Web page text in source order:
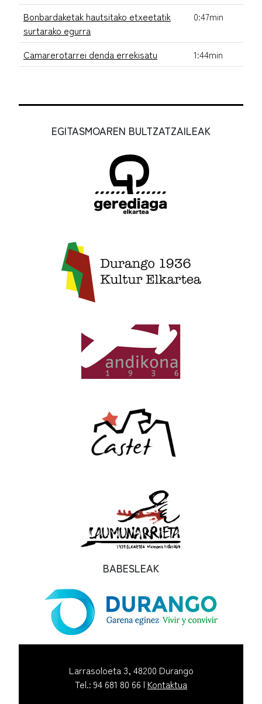
Bonbardaketak hautsitako etxeetatik
surtarako egurra
0:47min
Camarerotarrei denda errekisatu 1:44min
EGITASMOAREN BULTZATZAILEAK
BABESLEAK
Larrasoloeta 3, 48200 Durango
Tel.: 94 681 80 66 | Kontaktua